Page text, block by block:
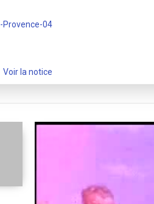
Provence-04
Voir la notice